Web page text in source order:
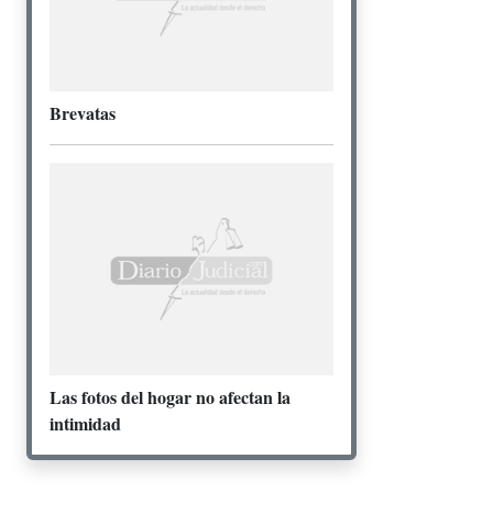
Brevatas
Las fotos del hogar no afectan la
intimidad